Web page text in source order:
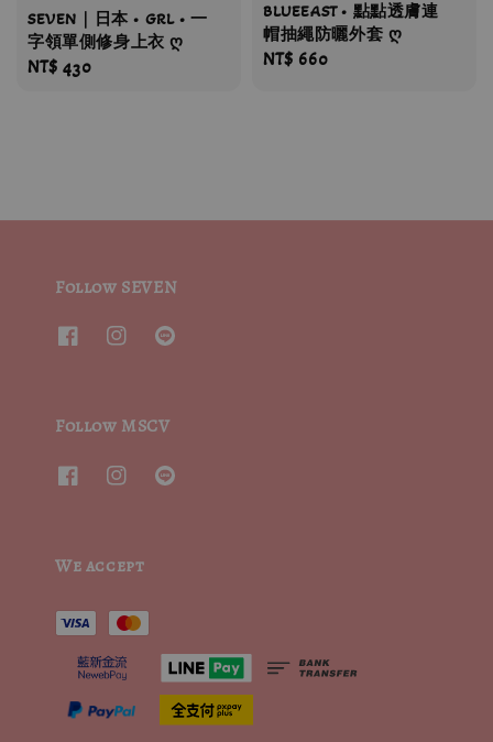
SEVEN｜日本 • GRL • 一
字領單側修身上衣 ღ
Regular
NT$ 430
BLUEEAST • 點點透膚連
帽抽繩防曬外套 ღ
Regular
NT$ 660
Follow SEVEN
Follow MSCV
We accept